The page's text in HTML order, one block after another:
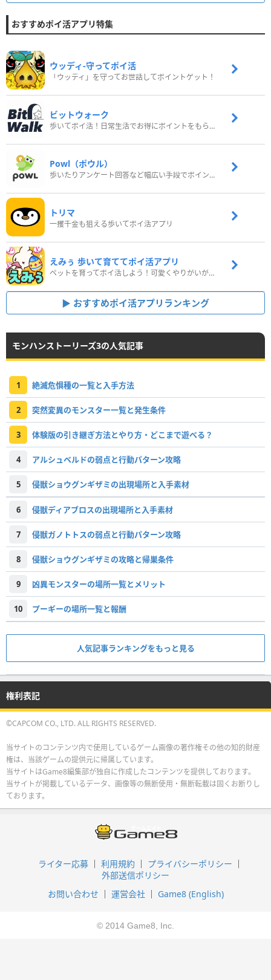
おすすめポイ活アプリ特集
ウッディ‐守ってポイ活
「ウッディ」を守ってお世話してポイントゲット！
ビットウォーク
歩いてポイ活！日常生活でお得にポイントをもらおう
Powl（ポウル）
歩いたりアンケート回答など幅広い手段でポイントをゲット
トリマ
一攫千金も狙える歩いてポイ活アプリ
えみぅ 歩いて育ててポイ活アプリ
ペットを育ってポイ活しよう！可愛くやりがいがある新感覚アプリ
おすすめポイ活アプリランキング
モンハンストーリーズ3の人気記事
1 絶滅危惧種の一覧と入手方法
2 突然変異のモンスター一覧と発生条件
3 体験版の引き継ぎ方法とやり方・どこまで遊べる？
4 アルシュベルドの弱点と行動パターン攻略
5 侵獣ショウグンギザミの出現場所と入手素材
6 侵獣ディアブロスの出現場所と入手素材
7 侵獣ガノトトスの弱点と行動パターン攻略
8 侵獣ショウグンギザミの攻略と帰巣条件
9 凶異モンスターの場所一覧とメリット
10 プーギーの場所一覧と報酬
人気記事ランキングをもっと見る
権利表記
©CAPCOM CO., LTD. ALL RIGHTS RESERVED.
当サイトのコンテンツ内で使用しているゲーム画像の著作権その他の知的財産
権は、当該ゲームの提供元に帰属しています。
当サイトはGame8編集部が独自に作成したコンテンツを提供しております。
当サイトが掲載しているデータ、画像等の無断使用・無断転載は固くお断りし
ております。
ライター応募 利用規約
プライバシーポリシー
外部送信ポリシー
お問い合わせ
運営会社 Game8 (English)
© 2014 Game8, Inc.